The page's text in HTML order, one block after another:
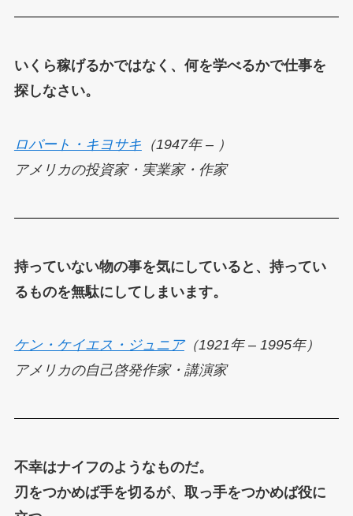
いくら稼げるかではなく、何を学べるかで仕事を
探しなさい。
ロバート・キヨサキ （1947年 – ）
アメリカの投資家・実業家・作家
持っていない物の事を気にしていると、持ってい
るものを無駄にしてしまいます。
ケン・ケイエス・ジュニア（1921年 – 1995年）
アメリカの自己啓発作家・講演家
不幸はナイフのようなものだ。
刃をつかめば手を切るが、取っ手をつかめば役に